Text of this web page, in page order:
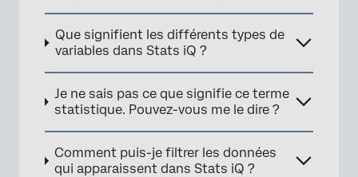
Que signifient les différents types de
variables dans Stats iQ ?
Je ne sais pas ce que signifie ce terme
statistique. Pouvez-vous me le dire ?
Comment puis-je filtrer les données
qui apparaissent dans Stats iQ ?